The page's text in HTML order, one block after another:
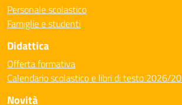
Personale scolastico
Famiglie e studenti
Didattica
Offerta formativa
Calendario scolastico e libri di testo 2026/
Novità